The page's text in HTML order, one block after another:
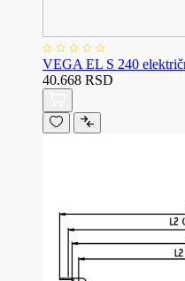
VEGA EL S 240
40.668 RSD